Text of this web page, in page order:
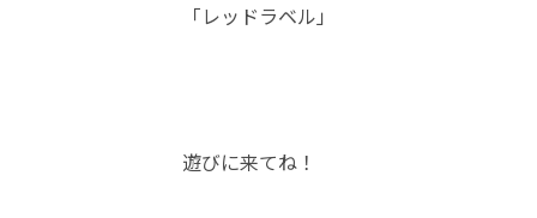
「レッドラベル」
遊びに来てね！